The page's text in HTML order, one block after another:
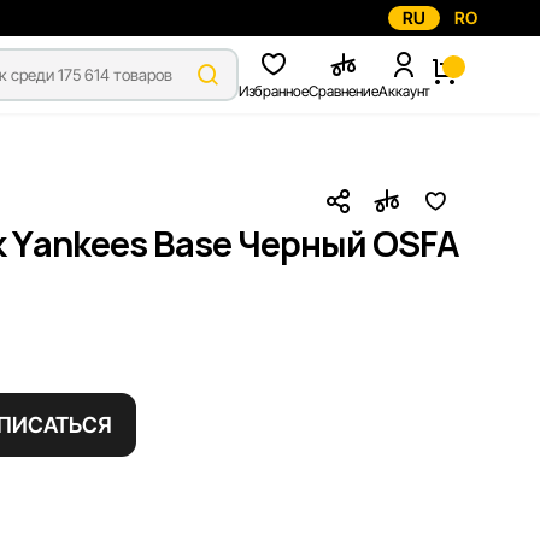
RU RO
ИзбранноеСравнениеАккаунт
Yankees Base Черный OSFA